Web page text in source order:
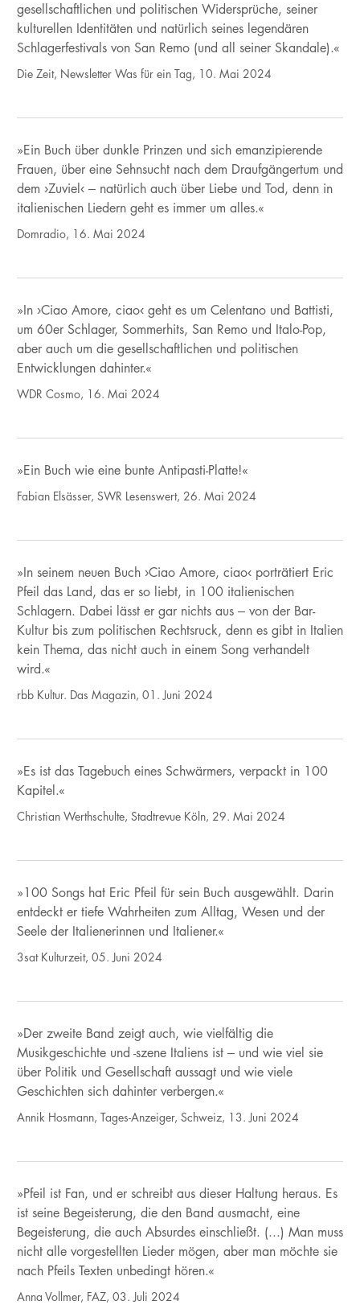
gesellschaftlichen und politischen Widersprüche, seiner
kulturellen Identitäten und natürlich seines legendären
Schlagerfestivals von San Remo (und all seiner Skandale).«
Die Zeit, Newsletter Was für ein Tag, 10. Mai 2024
»Ein Buch über dunkle Prinzen und sich emanzipierende
Frauen, über eine Sehnsucht nach dem Draufgängertum und
dem ›Zuviel‹ ‒ natürlich auch über Liebe und Tod, denn in
italienischen Liedern geht es immer um alles.«
Domradio, 16. Mai 2024
»In ›Ciao Amore, ciao‹ geht es um Celentano und Battisti,
um 60er Schlager, Sommerhits, San Remo und Italo-Pop,
aber auch um die gesellschaftlichen und politischen
Entwicklungen dahinter.«
WDR Cosmo, 16. Mai 2024
»Ein Buch wie eine bunte Antipasti-Platte!«
Fabian Elsässer, SWR Lesenswert, 26. Mai 2024
»In seinem neuen Buch ›Ciao Amore, ciao‹ porträtiert Eric
Pfeil das Land, das er so liebt, in 100 italienischen
Schlagern. Dabei lässt er gar nichts aus ‒ von der Bar-
Kultur bis zum politischen Rechtsruck, denn es gibt in Italien
kein Thema, das nicht auch in einem Song verhandelt
wird.«
rbb Kultur. Das Magazin, 01. Juni 2024
»Es ist das Tagebuch eines Schwärmers, verpackt in 100
Kapitel.«
Christian Werthschulte, Stadtrevue Köln, 29. Mai 2024
»100 Songs hat Eric Pfeil für sein Buch ausgewählt. Darin
entdeckt er tiefe Wahrheiten zum Alltag, Wesen und der
Seele der Italienerinnen und Italiener.«
3sat Kulturzeit, 05. Juni 2024
»Der zweite Band zeigt auch, wie vielfältig die
Musikgeschichte und -szene Italiens ist ‒ und wie viel sie
über Politik und Gesellschaft aussagt und wie viele
Geschichten sich dahinter verbergen.«
Annik Hosmann, Tages-Anzeiger, Schweiz, 13. Juni 2024
»Pfeil ist Fan, und er schreibt aus dieser Haltung heraus. Es
ist seine Begeisterung, die den Band ausmacht, eine
Begeisterung, die auch Absurdes einschließt. (...) Man muss
nicht alle vorgestellten Lieder mögen, aber man möchte sie
nach Pfeils Texten unbedingt hören.«
Anna Vollmer, FAZ, 03. Juli 2024